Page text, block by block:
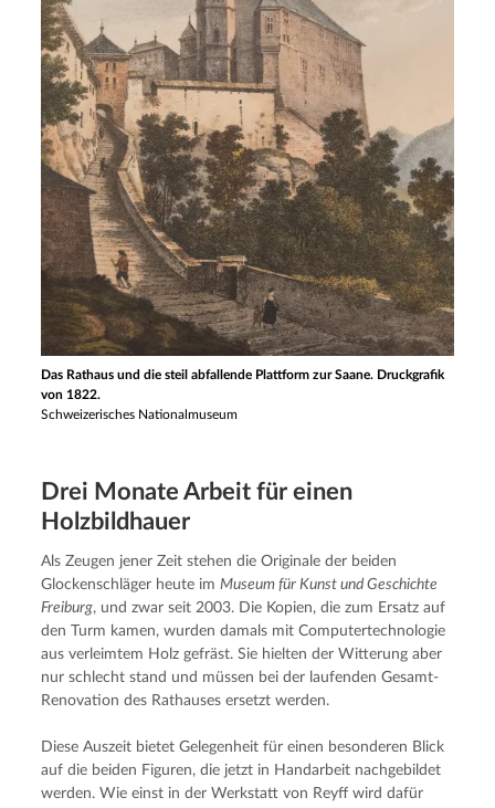
Das Rathaus und die steil abfallende Plattform zur Saane. Druckgrafik
von 1822.
Schweizerisches Nationalmuseum
Drei Monate Arbeit für einen
Holzbildhauer
Als Zeugen jener Zeit stehen die Originale der beiden
Glockenschläger heute im Museum für Kunst und Geschichte
Freiburg, und zwar seit 2003. Die Kopien, die zum Ersatz auf
den Turm kamen, wurden damals mit Computertechnologie
aus verleimtem Holz gefräst. Sie hielten der Witterung aber
nur schlecht stand und müssen bei der laufenden Gesamt-
Renovation des Rathauses ersetzt werden.
Diese Auszeit bietet Gelegenheit für einen besonderen Blick
auf die beiden Figuren, die jetzt in Handarbeit nachgebildet
werden. Wie einst in der Werkstatt von Reyff wird dafür